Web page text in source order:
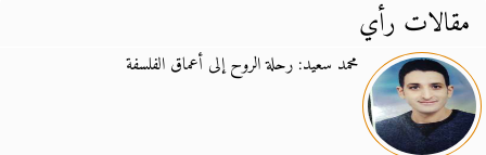
مقالات رأي
محمد سعيد: رحلة الروح إلى أعماق الفلسفة